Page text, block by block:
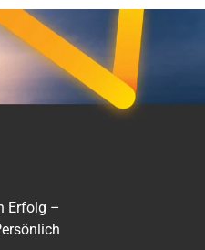
Erfolg –